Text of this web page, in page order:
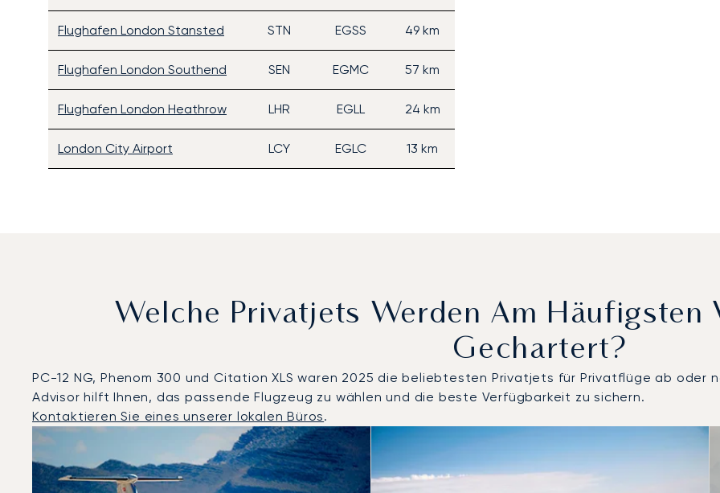
Flughafen London Stansted STN EGSS 49 km
Flughafen London Southend SEN EGMC 57 km
Flughafen London Heathrow LHR EGLL 24 km
London City Airport LCY EGLC 13 km
Welche Privatjets Werden Am Häufigsten
Gechartert?
PC-12 NG, Phenom 300 und Citation XLS waren 2025 die beliebtesten Privatjets für Privatflüge ab oder
Advisor hilft Ihnen, das passende Flugzeug zu wählen und die beste Verfügbarkeit zu sichern.
Kontaktieren Sie eines unserer lokalen Büros.
London : Die 3 meistgeflogenen Flugzeugmodelle nach Anzahl der Flugbewegungen im Jahr 2025
Foto des Flugzeugs Flugzeugmodell
Sitze
Geschwindigkeit (km/h)
Geschwindigkeit (Knoten)Reichweite (km)
Reichweite (NM)